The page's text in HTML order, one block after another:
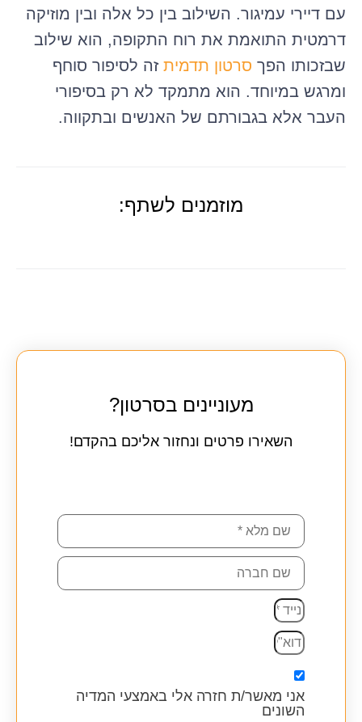
עם דיירי עמיגור. השילוב בין כל אלה ובין מוזיקה
דרמטית התואמת את רוח התקופה, הוא שילוב
שבזכותו הפך סרטון תדמית זה לסיפור סוחף
ומרגש במיוחד. הוא מתמקד לא רק בסיפורי
העבר אלא בגבורתם של האנשים ובתקווה.
מוזמנים לשתף:
מעוניינים בסרטון?
השאירו פרטים ונחזור אליכם בהקדם!
אני מאשר/ת חזרה אלי באמצעי המדיה
השונים